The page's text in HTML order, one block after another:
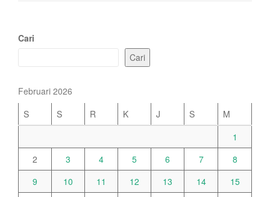
Cari
Cari
Februari 2026
S
S R K J S
M
1
2
3 4 5 6 7
8
9
10 11 12 13 14
15